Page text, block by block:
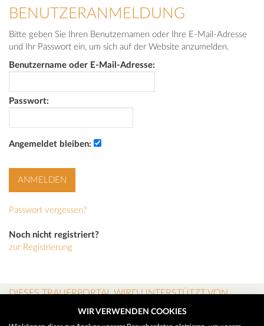
BENUTZERANMELDUNG
Bitte geben Sie Ihren Benutzernamen oder Ihre E-Mail-Adresse
und Ihr Passwort ein, um sich auf der Website anzumelden.
Benutzername oder E-Mail-Adresse:
Passwort:
Angemeldet bleiben:
Passwort vergessen?
Noch nicht registriert?
zur Registrierung
DIESES TRAUERPORTAL WIRD UNTERSTÜTZT VON
WIR VERWENDEN COOKIES